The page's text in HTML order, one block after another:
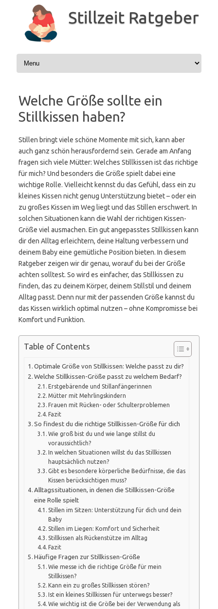
springen
Stillzeit Ratgeber
Welche Größe sollte ein
Stillkissen haben?
Stillen bringt viele schöne Momente mit sich, kann aber
auch ganz schön herausfordernd sein. Gerade am Anfang
fragen sich viele Mütter: Welches Stillkissen ist das richtige
für mich? Und besonders die Größe spielt dabei eine
wichtige Rolle. Vielleicht kennst du das Gefühl, dass ein zu
kleines Kissen nicht genug Unterstützung bietet – oder ein
zu großes Kissen im Weg liegt und das Stillen erschwert. In
solchen Situationen kann die Wahl der richtigen Kissen-
Größe viel ausmachen. Ein gut angepasstes Stillkissen kann
dir den Alltag erleichtern, deine Haltung verbessern und
deinem Baby eine gemütliche Position bieten. In diesem
Ratgeber zeigen wir dir genau, worauf du bei der Größe
achten solltest. So wird es einfacher, das Stillkissen zu
finden, das zu deinem Körper, deinem Stillstil und deinem
Alltag passt. Denn nur mit der passenden Größe kannst du
das Kissen wirklich optimal nutzen – ohne Kompromisse bei
Komfort und Funktion.
Table of Contents
Optimale Größe von Stillkissen: Welche passt zu dir?
Welche Stillkissen-Größe passt zu welchem Bedarf?
Erstgebärende und Stillanfängerinnen
Mütter mit Mehrlingskindern
Frauen mit Rücken- oder Schulterproblemen
Fazit
So findest du die richtige Stillkissen-Größe für dich
Wie groß bist du und wie lange stillst du
voraussichtlich?
In welchen Situationen willst du das Stillkissen
hauptsächlich nutzen?
Gibt es besondere körperliche Bedürfnisse, die das
Kissen berücksichtigen muss?
Alltagssituationen, in denen die Stillkissen-Größe
eine Rolle spielt
Stillen im Sitzen: Unterstützung für dich und dein
Baby
Stillen im Liegen: Komfort und Sicherheit
Stillkissen als Rückenstütze im Alltag
Fazit
Häufige Fragen zur Stillkissen-Größe
Wie messe ich die richtige Größe für mein
Stillkissen?
Kann ein zu großes Stillkissen stören?
Ist ein kleines Stillkissen für unterwegs besser?
Wie wichtig ist die Größe bei der Verwendung als